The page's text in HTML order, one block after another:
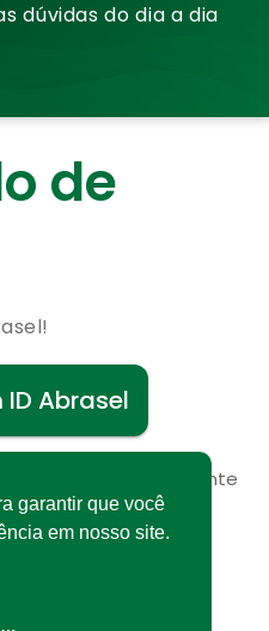
garantir que você
em nosso site.
dúvidas do dia a dia
de
Abrasel
se gratuitamente